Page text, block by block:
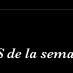
de la